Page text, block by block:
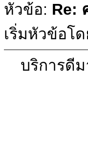
หัวข้อ: Re:
เริ่มหัวข้อโด
บริการดี